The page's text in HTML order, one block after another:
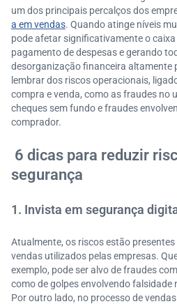
um dos principais percalços dos
a em vendas. Quando atinge níveis
pode afetar significativamente o
pagamento de despesas e gerando
desorganização financeira altamente
lembrar dos riscos operacionais,
compra e venda, como as fraudes no
cheques sem fundo e fraudes
comprador.
6 dicas para reduzir
segurança
1. Invista em segurança
Atualmente, os riscos estão
vendas utilizados pelas empresas.
exemplo, pode ser alvo de fraudes
como de golpes envolvendo falsidade
Por outro lado, no processo de